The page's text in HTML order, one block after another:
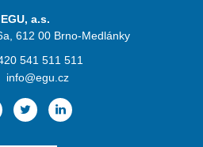
EGU, a.s.
612 00 Brno-Medlánky
541 511 511
info@egu.cz